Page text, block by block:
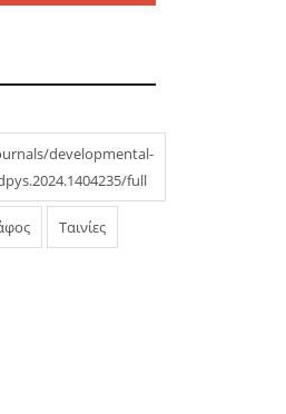
developmental-
full
Ταινίες